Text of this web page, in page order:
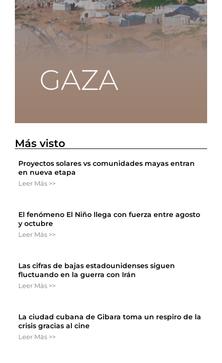
Más visto
Proyectos solares vs comunidades mayas entran
en nueva etapa
Leer Más >>
El fenómeno El Niño llega con fuerza entre agosto
y octubre
Leer Más >>
Las cifras de bajas estadounidenses siguen
fluctuando en la guerra con Irán
Leer Más >>
La ciudad cubana de Gibara toma un respiro de la
crisis gracias al cine
Leer Más >>